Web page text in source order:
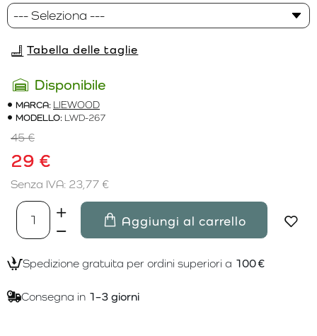
Disponibile
MARCA: LIEWOOD
MODELLO: LWD-267
29 €
45 €
Senza IVA: 23,77 €
Aggiungi al carrello
Tabella delle taglie
Spedizione gratuita per ordini superiori a 100 €
Consegna in 1–3 giorni